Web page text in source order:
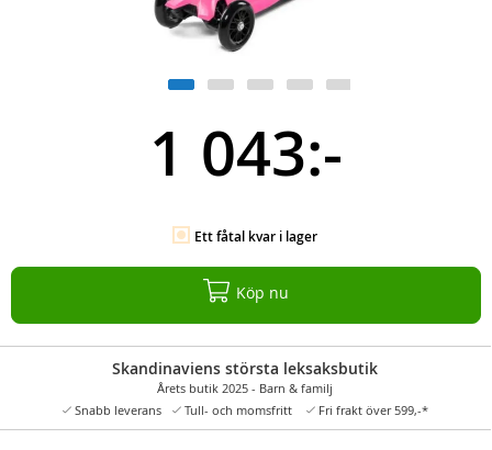
1 043:-
Ett fåtal kvar i lager
Köp nu
Skandinaviens största leksaksbutik
Årets butik 2025 - Barn & familj
Snabb leverans
Tull- och momsfritt Fri frakt över 599,-*